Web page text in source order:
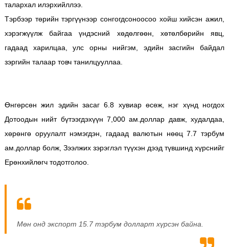
талархал илэрхийллээ.
Тэрбээр төрийн тэргүүнээр сонгогдсоноосоо хойш хийсэн ажил,
хэрэгжүүлж байгаа үндэсний хөдөлгөөн, хөтөлбөрийн явц,
гадаад харилцаа, улс орны нийгэм, эдийн засгийн байдал
зэргийн талаар товч танилцууллаа.
Өнгөрсөн жил эдийн засаг 6.8 хувиар өсөж, нэг хүнд ногдох
Дотоодын нийт бүтээгдэхүүн 7,000 ам.доллар давж, худалдаа,
хөрөнгө оруулалт нэмэгдэн, гадаад валютын нөөц 7.7 тэрбум
ам.доллар болж, Зээлжих зэрэглэл түүхэн дээд түвшинд хүрснийг
Ерөнхийлөгч тодотголоо.
Мөн онд экспорт 15.7 тэрбум долларт хүрсэн байна. ​